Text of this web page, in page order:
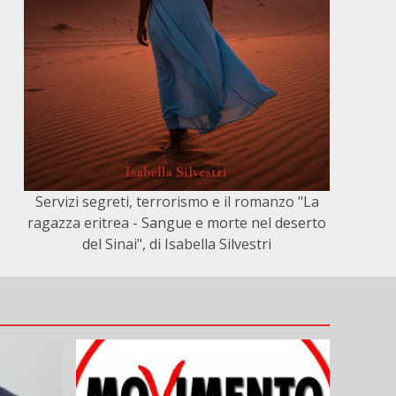
Servizi segreti, terrorismo e il romanzo "La
ragazza eritrea - Sangue e morte nel deserto
del Sinai", di Isabella Silvestri